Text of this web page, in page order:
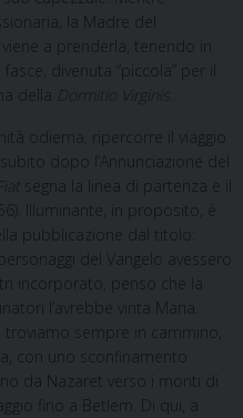
la Madre del
a prenderla, tenendo in
divenuta “piccola” per il
della
odierna, ripercorre il viaggio
dopo l’Annunciazione del
segna la linea di partenza e il
Illuminante, in proposito, è
pubblicazione dal titolo:
personaggi del Vangelo avessero
incorporato, penso che la
l’avrebbe vinta Maria.
troviamo sempre in cammino,
con uno sconfinamento
da Nazaret verso i monti di
fino a Betlem. Di qui, a